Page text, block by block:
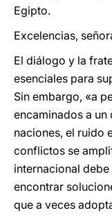
Egipto.
Excelencias,
El diálogo y la
esenciales para
Sin embargo, «a
encaminados a
naciones, el ruido
conflictos se
internacional
encontrar
que a veces